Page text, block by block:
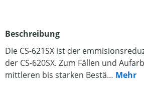
Beschreibung
Die CS-621SX ist der
der CS-620SX. Zum Fällen und
mittleren bis starken Bestä… Mehr